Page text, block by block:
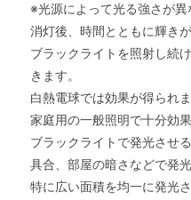
※光源によって光る強さが異
消灯後、時間とともに輝き
ブラックライトを照射し続
きます。
白熱電球では効果が得られ
家庭用の一般照明で十分効果
ブラックライトで発光させ
具合、部屋の暗さなどで発
特に広い面積を均一に発光